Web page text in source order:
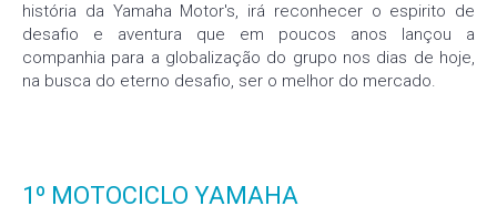
história da Yamaha Motor's, irá reconhecer o espirito de
desafio e aventura que em poucos anos lançou a
companhia para a globalização do grupo nos dias de hoje,
na busca do eterno desafio, ser o melhor do mercado.
1º MOTOCICLO YAMAHA